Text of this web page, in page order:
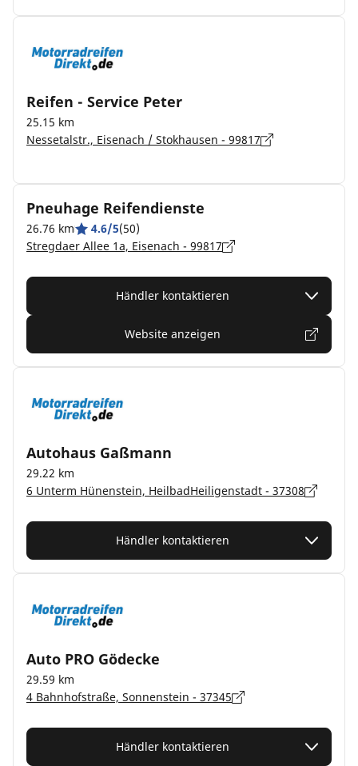
Reifen - Service Peter
25.15 km
Nessetalstr., Eisenach / Stokhausen - 99817
Pneuhage Reifendienste
26.76 km 4.6/5(50)
Stregdaer Allee 1a, Eisenach - 99817
Händler kontaktieren
Website anzeigen
Autohaus Gaßmann
29.22 km
6 Unterm Hünenstein, HeilbadHeiligenstadt - 37308
Händler kontaktieren
Auto PRO Gödecke
29.59 km
4 Bahnhofstraße, Sonnenstein - 37345
Händler kontaktieren